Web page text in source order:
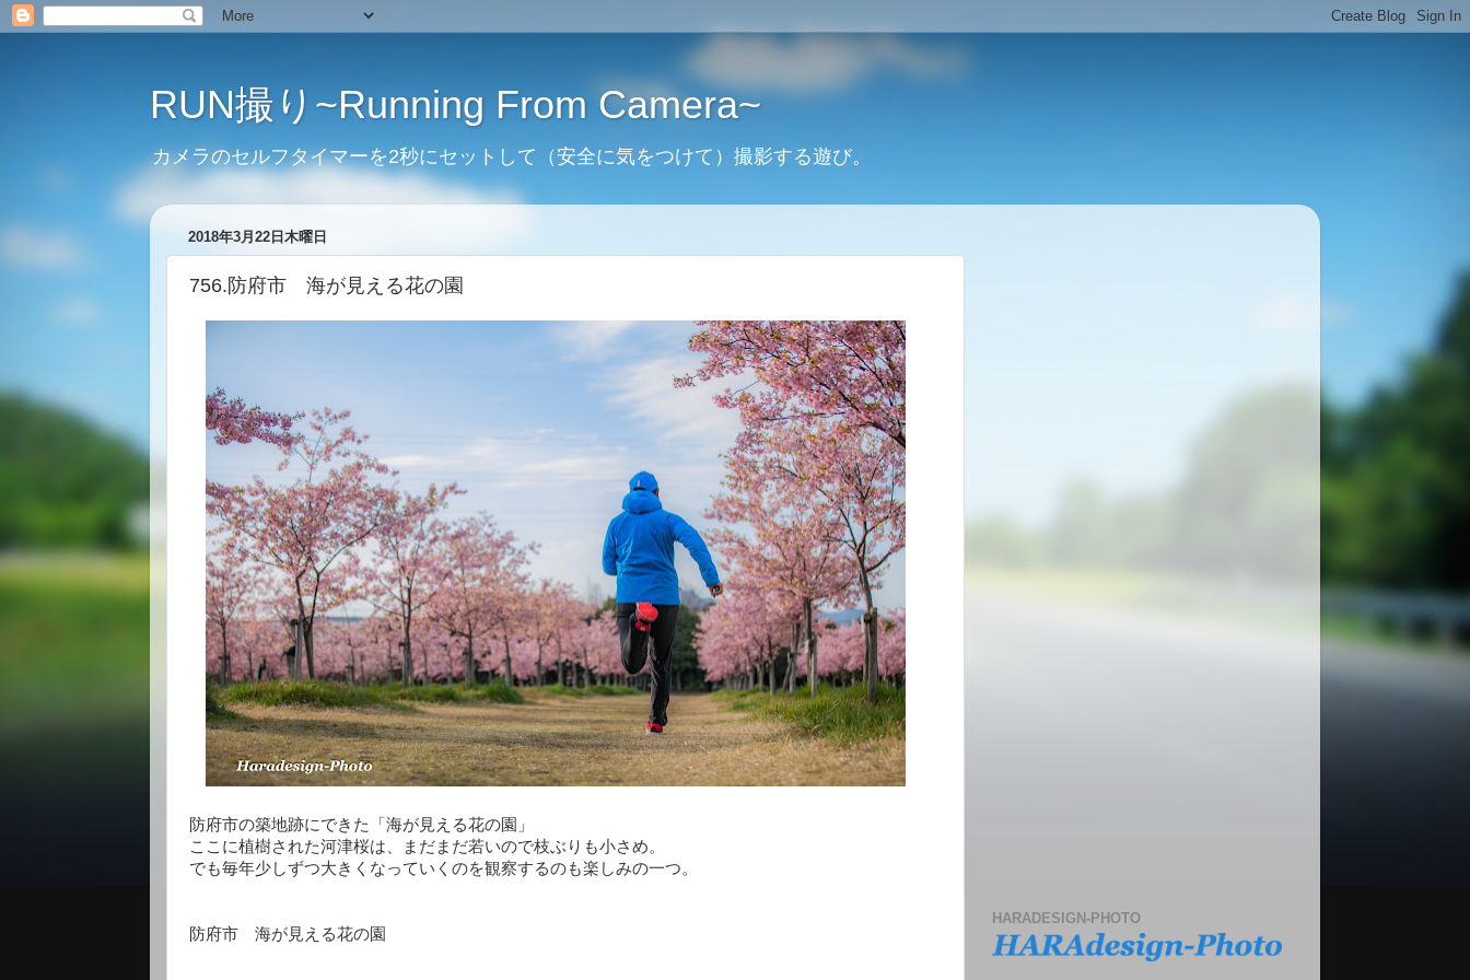
RUN撮り~Running From Camera~
カメラのセルフタイマーを2秒にセットして（安全に気をつけて）撮影する遊び。
2018年3月22日木曜日
756.防府市 海が見える花の園
防府市の築地跡にできた「海が見える花の園」
ここに植樹された河津桜は、まだまだ若いので枝ぶりも小さめ。
でも毎年少しずつ大きくなっていくのを観察するのも楽しみの一つ。
防府市 海が見える花の園
HARADESIGN-PHOTO